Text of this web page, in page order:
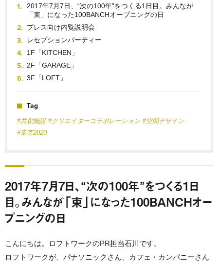
2017年7月7日、“次の100年”をつくる1日目。みんなが
「束」になった100BANCHオープニングの日
プレス向け内覧説明会
レセプションパーティー
1F「KITCHEN」
2F「GARAGE」
3F「LOFT」
Tag
#共創施設 #クリエイターコラボレーション #空間デザイン
#東京2020
2017年7月7日、“次の100年”をつくる1日
目。みんなが「束」になった100BANCHオー
プニングの日
こんにちは。ロフトワークのPR担当石川です。
ロフトワークが、パナソニックさん、カフェ・カンパニーさん